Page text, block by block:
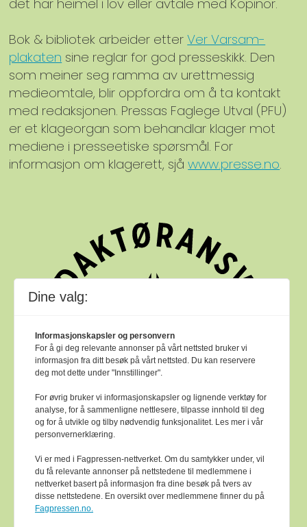
det har heimel i lov eller avtale med Kopinor.
Bok & bibliotek arbeider etterVer Varsam-
plakaten sine reglar for god presseskikk. Den
som meiner seg ramma av urettmessig
medieomtale, blir oppfordra om å ta kontakt
med redaksjonen. Pressas Faglege Utval (PFU)
er et klageorgan som behandlar klager mot
mediene i presseetiske spørsmål. For
informasjon om klagerett, sjåwww.presse.no.
Bok & bibliotek arbeider etterVer Varsam -
plakatensine reglar for god presseskikk.
Dine valg:
Informasjonskapsler og personvern
For å gi deg relevante annonser på vårt nettsted bruker vi
informasjon fra ditt besøk på vårt nettsted. Du kan reservere
deg mot dette under "Innstillinger".
For øvrig bruker vi informasjonskapsler og lignende verktøy for
analyse, for å sammenligne nettlesere, tilpasse innhold til deg
og for å utvikle og tilby nødvendig funksjonalitet. Les mer i vår
personvernerklæring.
Vi er med i Fagpressen-nettverket. Om du samtykker under, vil
du få relevante annonser på nettstedene til medlemmene i
nettverket basert på informasjon fra dine besøk på tvers av
disse nettstedene. En oversikt over medlemmene finner du på
Fagpressen.no.